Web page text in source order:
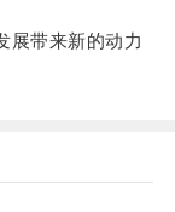
带来新的动力